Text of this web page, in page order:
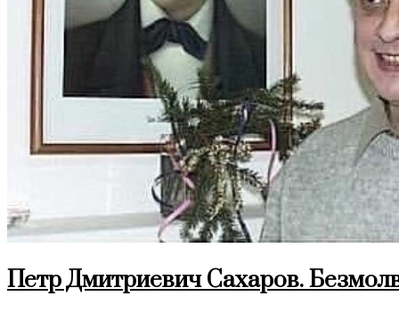
Петр Дмитриевич Сахаров.